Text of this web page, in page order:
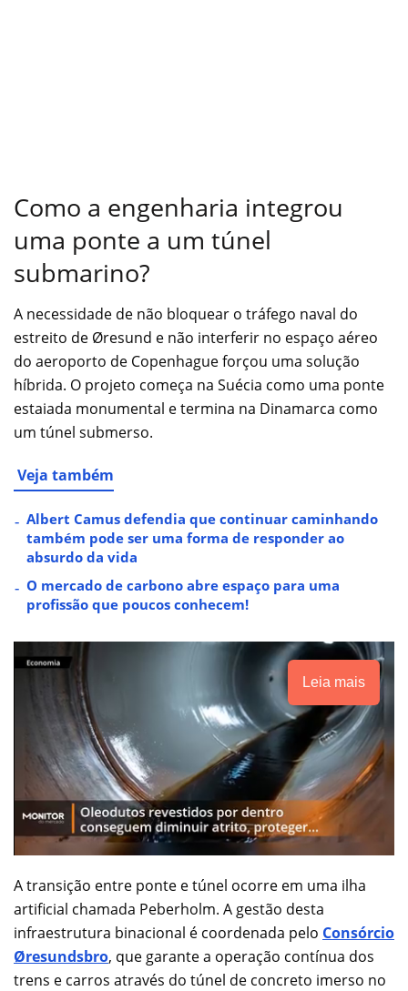
Como a engenharia integrou
uma ponte a um túnel
submarino?
A necessidade de não bloquear o tráfego naval do
estreito de Øresund e não interferir no espaço aéreo
do aeroporto de Copenhague forçou uma solução
híbrida. O projeto começa na Suécia como uma ponte
estaiada monumental e termina na Dinamarca como
um túnel submerso.
Veja também
Albert Camus defendia que continuar caminhando
também pode ser uma forma de responder ao
absurdo da vida
O mercado de carbono abre espaço para uma
profissão que poucos conhecem!
Leia mais
A transição entre ponte e túnel ocorre em uma ilha
artificial chamada Peberholm. A gestão desta
infraestrutura binacional é coordenada pelo Consórcio
Øresundsbro, que garante a operação contínua dos
trens e carros através do túnel de concreto imerso no